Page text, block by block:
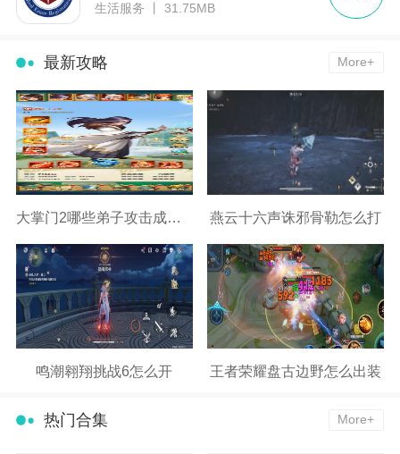
生活服务 丨 31.75MB
最新攻略 More+
大掌门2哪些弟子攻击成长高 燕云十六声诛邪骨勒怎么打
鸣潮翱翔挑战6怎么开 王者荣耀盘古边野怎么出装
热门合集 More+